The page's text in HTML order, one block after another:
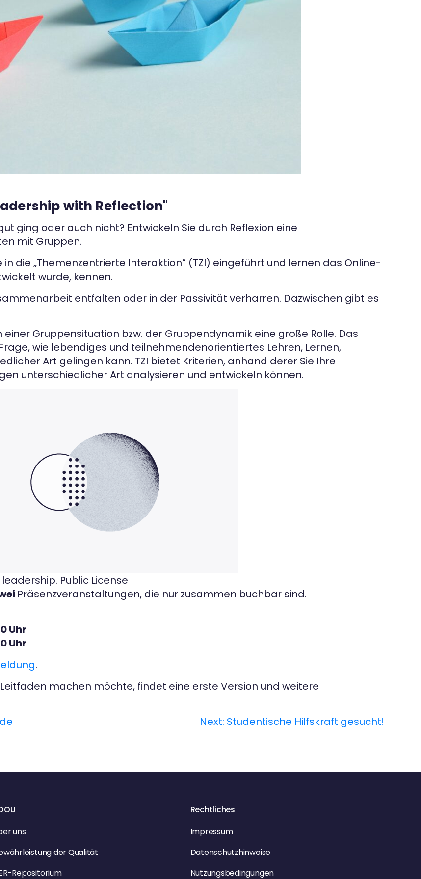
with Reflection"
ging oder auch nicht? Entwickeln Sie durch Reflexion eine
mit Gruppen.
die „Themenzentrierte Interaktion“ (TZI) eingeführt und lernen das Online-
wurde, kennen.
entfalten oder in der Passivität verharren. Dazwischen gibt es
Gruppensituation bzw. der Gruppendynamik eine große Rolle. Das
wie lebendiges und teilnehmendenorientiertes Lehren, Lernen,
Art gelingen kann. TZI bietet Kriterien, anhand derer Sie Ihre
unterschiedlicher Art analysieren und entwickeln können.
Public License
Präsenzveranstaltungen, die nur zusammen buchbar sind.
Uhr
Uhr
.
machen möchte, findet eine erste Version und weitere
Next: Studentische Hilfskraft gesucht!
uns
der Qualität
Repositorium
Rechtliches
Impressum
Datenschutzhinweise
Nutzungsbedingungen